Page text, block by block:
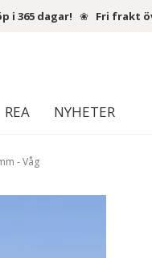
i 365 dagar! ❀ Fri frakt
REA NYHETER
- Våg